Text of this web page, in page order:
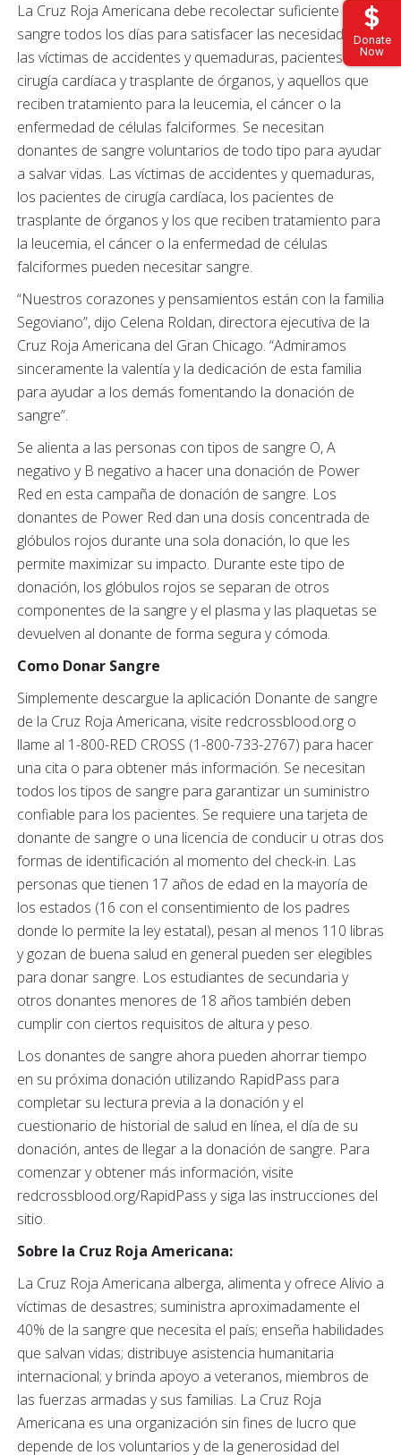
Donate
Now
La Cruz Roja Americana debe recolectar suficiente
sangre todos los días para satisfacer las necesidades de
las víctimas de accidentes y quemaduras, pacientes de
cirugía cardíaca y trasplante de órganos, y aquellos que
reciben tratamiento para la leucemia, el cáncer o la
enfermedad de células falciformes. Se necesitan
donantes de sangre voluntarios de todo tipo para ayudar
a salvar vidas. Las víctimas de accidentes y quemaduras,
los pacientes de cirugía cardíaca, los pacientes de
trasplante de órganos y los que reciben tratamiento para
la leucemia, el cáncer o la enfermedad de células
falciformes pueden necesitar sangre.
“Nuestros corazones y pensamientos están con la familia
Segoviano”, dijo Celena Roldan, directora ejecutiva de la
Cruz Roja Americana del Gran Chicago. “Admiramos
sinceramente la valentía y la dedicación de esta familia
para ayudar a los demás fomentando la donación de
sangre”.
Se alienta a las personas con tipos de sangre O, A
negativo y B negativo a hacer una donación de Power
Red en esta campaña de donación de sangre. Los
donantes de Power Red dan una dosis concentrada de
glóbulos rojos durante una sola donación, lo que les
permite maximizar su impacto. Durante este tipo de
donación, los glóbulos rojos se separan de otros
componentes de la sangre y el plasma y las plaquetas se
devuelven al donante de forma segura y cómoda.
Como Donar Sangre
Simplemente descargue la aplicación Donante de sangre
de la Cruz Roja Americana, visite redcrossblood.org o
llame al 1-800-RED CROSS (1-800-733-2767) para hacer
una cita o para obtener más información. Se necesitan
todos los tipos de sangre para garantizar un suministro
confiable para los pacientes. Se requiere una tarjeta de
donante de sangre o una licencia de conducir u otras dos
formas de identificación al momento del check-in. Las
personas que tienen 17 años de edad en la mayoría de
los estados (16 con el consentimiento de los padres
donde lo permite la ley estatal), pesan al menos 110 libras
y gozan de buena salud en general pueden ser elegibles
para donar sangre. Los estudiantes de secundaria y
otros donantes menores de 18 años también deben
cumplir con ciertos requisitos de altura y peso.
Los donantes de sangre ahora pueden ahorrar tiempo
en su próxima donación utilizando RapidPass para
completar su lectura previa a la donación y el
cuestionario de historial de salud en línea, el día de su
donación, antes de llegar a la donación de sangre. Para
comenzar y obtener más información, visite
redcrossblood.org/RapidPass y siga las instrucciones del
sitio.
Sobre la Cruz Roja Americana:
La Cruz Roja Americana alberga, alimenta y ofrece Alivio a
víctimas de desastres; suministra aproximadamente el
40% de la sangre que necesita el país; enseña habilidades
que salvan vidas; distribuye asistencia humanitaria
internacional; y brinda apoyo a veteranos, miembros de
las fuerzas armadas y sus familias. La Cruz Roja
Americana es una organización sin fines de lucro que
depende de los voluntarios y de la generosidad del